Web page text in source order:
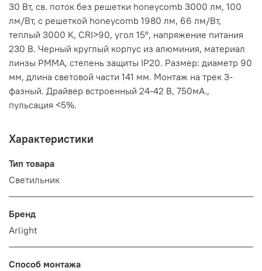
30 Вт, св. поток без решетки honeycomb 3000 лм, 100
лм/Вт, с решеткой honeycomb 1980 лм, 66 лм/Вт,
теплый 3000 K, CRI>90, угол 15°, напряжение питания
230 В. Черный круглый корпус из алюминия, материал
линзы PMMA, степень защиты IP20. Размер: диаметр 90
мм, длина световой части 141 мм. Монтаж на трек 3-
фазный. Драйвер встроенный 24-42 В, 750мА.,
пульсация <5%.
Характеристики
Тип товара
Светильник
Бренд
Arlight
Способ монтажа